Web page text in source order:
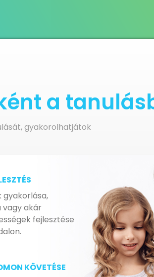
a
gyakorolhatjátok
gyakorlása,
vagy akár
fejlesztése
KÖVETÉSE